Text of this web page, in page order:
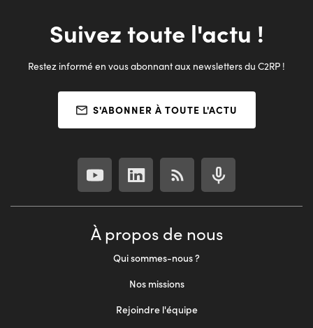
Suivez toute l'actu !
Restez informé en vous abonnant aux newsletters du C2RP !
S'ABONNER À TOUTE L'ACTU
À propos de nous
Qui sommes-nous ?
Nos missions
Rejoindre l'équipe